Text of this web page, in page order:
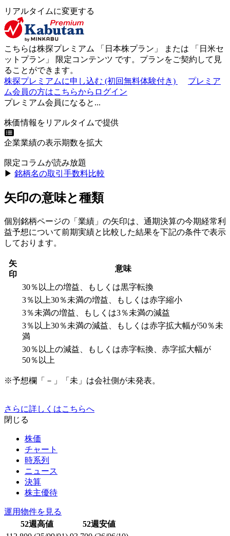
リアルタイムに変更する
こちらは株探プレミアム 「 日本株プラン 」 または 「 日米セ
ットプラン 」 限定コンテンツ です。プランをご契約して見
ることができます。
株探プレミアムに申し込む (初回無料体験付き)
プレミア
ム会員の方はこちらからログイン
プレミアム会員になると...
株価情報をリアルタイムで提供
企業業績の表示期数を拡大
限定コラムが読み放題
▶︎ 銘柄名の取引手数料比較
矢印の意味と種類
個別銘柄ページの「業績」の矢印は、通期決算の今期経常利
益予想について前期実績と比較した結果を下記の条件で表示
しております。
矢
印
意味
30％以上の増益、もしくは黒字転換
3％以上30％未満の増益、もしくは赤字縮小
3％未満の増益、もしくは3％未満の減益
3％以上30％未満の減益、もしくは赤字拡大幅が50％未
満
30％以上の減益、もしくは赤字転換、赤字拡大幅が
50％以上
※予想欄「－」「未」は会社側が未発表。
さらに詳しくはこちらへ
閉じる
株価
チャート
時系列
ニュース
決算
株主優待
運用物件を見る
52週高値
52週安値